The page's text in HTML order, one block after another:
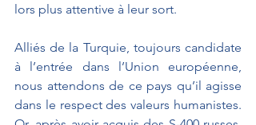
lors plus attentive à leur sort.
Alliés de la Turquie, toujours candidate
à l’entrée dans l’Union européenne,
nous attendons de ce pays qu’il agisse
dans le respect des valeurs humanistes.